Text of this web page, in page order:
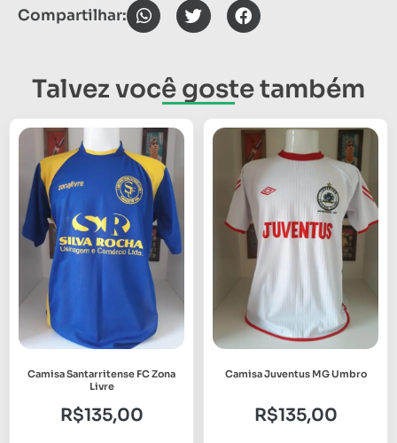
Compartilhar:
Talvez você goste também
Camisa Santarritense FC Zona
Livre
R$135,00
Camisa Juventus MG Umbro
R$135,00